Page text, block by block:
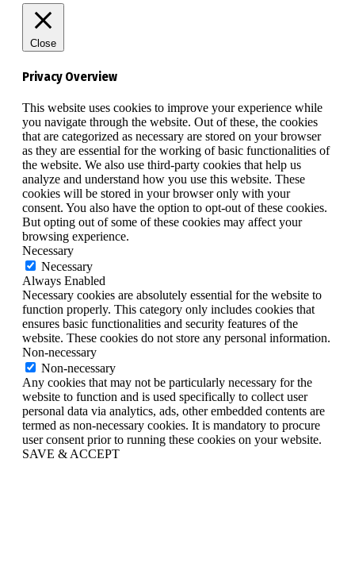
Close
Privacy Overview
This website uses cookies to improve your experience while
you navigate through the website. Out of these, the cookies
that are categorized as necessary are stored on your browser
as they are essential for the working of basic functionalities of
the website. We also use third-party cookies that help us
analyze and understand how you use this website. These
cookies will be stored in your browser only with your
consent. You also have the option to opt-out of these cookies.
But opting out of some of these cookies may affect your
browsing experience.
Necessary
Necessary
Always Enabled
Necessary cookies are absolutely essential for the website to
function properly. This category only includes cookies that
ensures basic functionalities and security features of the
website. These cookies do not store any personal information.
Non-necessary
Non-necessary
Any cookies that may not be particularly necessary for the
website to function and is used specifically to collect user
personal data via analytics, ads, other embedded contents are
termed as non-necessary cookies. It is mandatory to procure
user consent prior to running these cookies on your website.
SAVE & ACCEPT